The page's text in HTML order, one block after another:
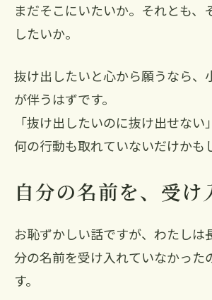
まだそこにいたいか。それとも、
したいか。
抜け出したいと心から願うなら、
が伴うはずです。
「抜け出したいのに抜け出せな
何の行動も取れていないだけかも
自分の名前を、受け
お恥ずかしい話ですが、わたしは
分の名前を受け入れていなかった
す。